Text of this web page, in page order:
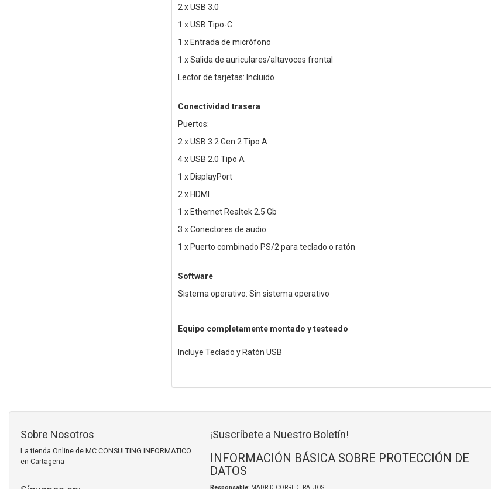
2 x USB 3.0
1 x USB Tipo-C
1 x Entrada de micrófono
1 x Salida de auriculares/altavoces frontal
Lector de tarjetas: Incluido
Conectividad trasera
Puertos:
2 x USB 3.2 Gen 2 Tipo A
4 x USB 2.0 Tipo A
1 x DisplayPort
2 x HDMI
1 x Ethernet Realtek 2.5 Gb
3 x Conectores de audio
1 x Puerto combinado PS/2 para teclado o ratón
Software
Sistema operativo: Sin sistema operativo
Equipo completamente montado y testeado
Incluye Teclado y Ratón USB
Sobre Nosotros
La tienda Online de MC CONSULTING INFORMATICO
en Cartagena
¡Suscríbete a Nuestro Boletín!
INFORMACIÓN BÁSICA SOBRE PROTECCIÓN DE
DATOS